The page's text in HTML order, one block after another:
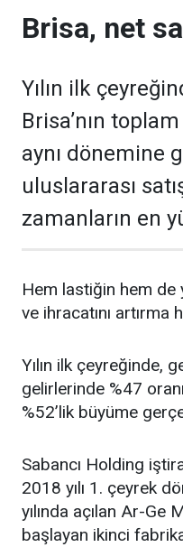
Brisa, net
Yılın ilk
Brisa’nın
aynı dönemine
uluslararası
zamanların en
Hem lastiğin hem de
ve ihracatını
Yılın ilk çeyreğinde,
gelirlerinde %47
%52’lik büyüme
Sabancı Holding
2018 yılı 1. çeyrek
yılında açılan Ar-Ge
başlayan ikinci